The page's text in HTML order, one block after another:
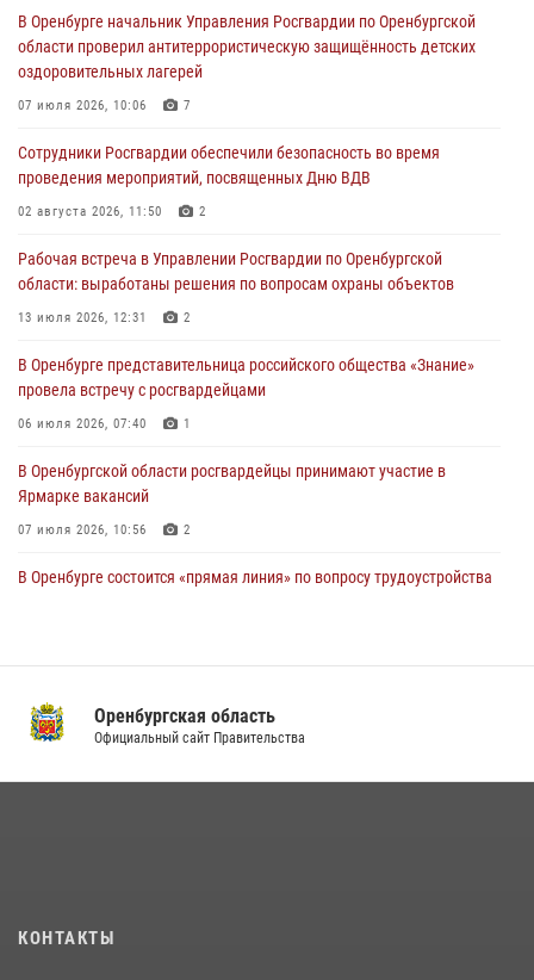
Росгвардейцы обеспечили правопорядок на праздновании Дня
ВМФ в Оренбурге
27 июля 2026, 14:36 2
жизненной ситуации (ВИДЕО)
26 июля 2026, 14:45
образовательных учреждений к новому учебному году
24 июля 2026, 12:25
проведён рейд по строительным объектам
23 июля 2026, 10:47
В Оренбурге начальник Управления Росгвардии по Оренбургской
области проверил антитеррористическую защищённость детских
оздоровительных лагерей
07 июля 2026, 10:06 7
Сотрудники Росгвардии обеспечили безопасность во время
проведения мероприятий, посвященных Дню ВДВ
02 августа 2026, 11:50 2
Рабочая встреча в Управлении Росгвардии по Оренбургской
области: выработаны решения по вопросам охраны объектов
13 июля 2026, 12:31 2
В Оренбурге представительница российского общества «Знание»
провела встречу с росгвардейцами
06 июля 2026, 07:40 1
В Оренбургской области росгвардейцы принимают участие в
Ярмарке вакансий
07 июля 2026, 10:56 2
В Оренбурге состоится «прямая линия» по вопросу трудоустройства
Росгвардии по Оренбургской области и командующего 31 ракетной
армией
Оренбургская область
Официальный сайт Правительства
КОНТАКТЫ